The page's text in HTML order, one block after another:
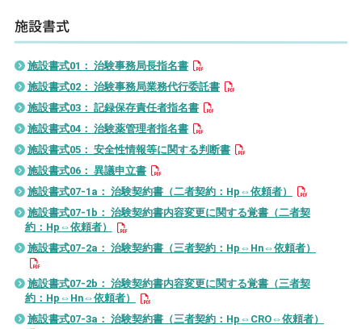
職員募集のご案内
看護部
レシピ・広報誌
医療関係者の方へ
アクセス
お問い合わせ
施設書式
施設書式01： 治験事務局長指名書
施設書式02： 治験事務局業務代行委託書
施設書式03： 記録保存責任者指名書
施設書式04： 治験薬管理者指名書
施設書式05： 安全性情報等に関する判断書
施設書式06： 異議申立書
施設書式07-1a： 治験契約書（二者契約：Hp⇔依頼者）
施設書式07-1b： 治験契約書内容変更に関する覚書（二者契
約：Hp⇔依頼者）
施設書式07-2a： 治験契約書（三者契約：Hp⇔Hn⇔依頼者）
施設書式07-2b： 治験契約書内容変更に関する覚書（三者契
約：Hp⇔Hn⇔依頼者）
施設書式07-3a： 治験契約書（三者契約：Hp⇔CRO⇔依頼者）